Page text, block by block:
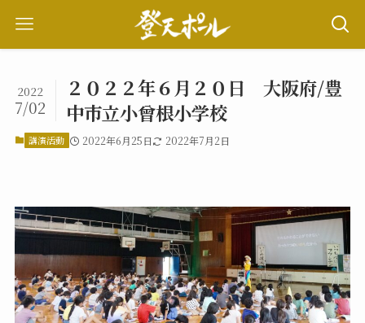
２０２２年６月２０日 大阪府/豊
中市立小曾根小学校
2022
7/02
講演活動 2022年6月25日 2022年7月2日